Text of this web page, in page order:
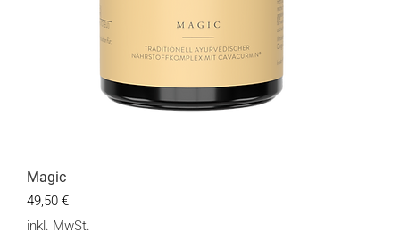
Magic
Preis
49,50 €
inkl. MwSt.